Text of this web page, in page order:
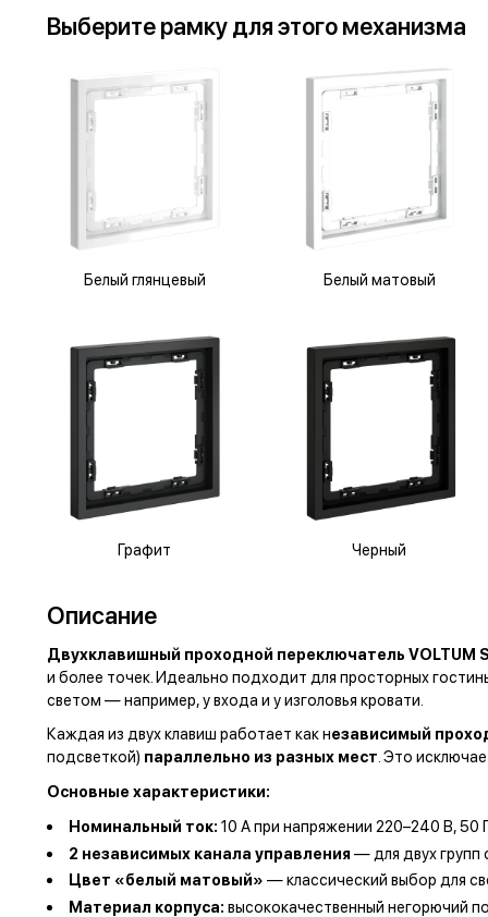
Выберитерамку дляэтого механизма
Белый глянцевый Белый матовый
Графит Черный
Описание
Двухклавишный проходной переключатель VOLTUM
и более точек. Идеально подходит для просторных
светом — например, у входа и у изголовья кровати.
Каждая из двух клавиш работает как независимый
подсветкой) параллельно из разных мест. Это
Основные характеристики:
Номинальный ток: 10 А при напряжении 220–240 В, 50
2 независимых канала управления — для двух групп
Цвет «белый матовый» — классический выбор для
Материал корпуса: высококачественный негорючий